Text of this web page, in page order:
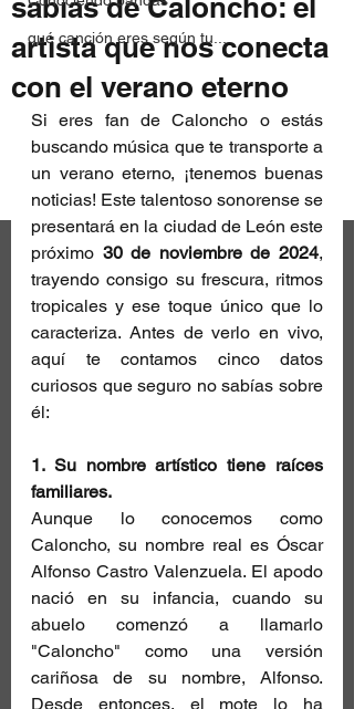
qué canción eres según tu...
sabías de Caloncho: el
artista que nos conecta
con el verano eterno
Si eres fan de Caloncho o estás
buscando música que te transporte a
un verano eterno, ¡tenemos buenas
noticias! Este talentoso sonorense se
presentará en la ciudad de León este
próximo 30 de noviembre de 2024,
trayendo consigo su frescura, ritmos
tropicales y ese toque único que lo
caracteriza. Antes de verlo en vivo,
aquí te contamos cinco datos
curiosos que seguro no sabías sobre
él:
1. Su nombre artístico tiene raíces
familiares.
Aunque lo conocemos como
Caloncho, su nombre real es Óscar
Alfonso Castro Valenzuela. El apodo
nació en su infancia, cuando su
abuelo comenzó a llamarlo
"Caloncho" como una versión
cariñosa de su nombre, Alfonso.
Desde entonces, el mote lo ha